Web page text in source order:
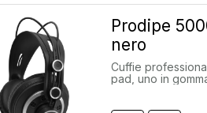
Prodipe
nero
Cuffie
pad, uno in